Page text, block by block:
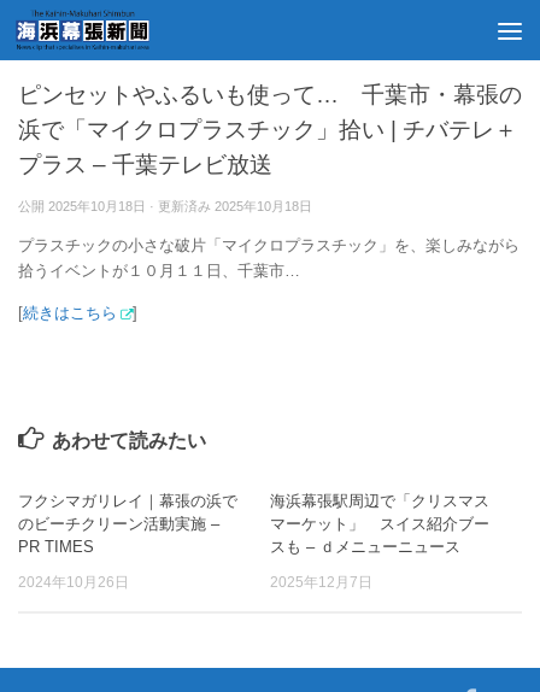
海浜幕張
ピンセットやふるいも使って… 千葉市・幕張の
浜で「マイクロプラスチック」拾い | チバテレ＋
プラス – 千葉テレビ放送
公開 2025年10月18日 · 更新済み 2025年10月18日
プラスチックの小さな破片「マイクロプラスチック」を、楽しみながら
拾うイベントが１０月１１日、千葉市…
[続きはこちら ]
あわせて読みたい
フクシマガリレイ｜幕張の浜で
のビーチクリーン活動実施 –
PR TIMES
2024年10月26日
海浜幕張駅周辺で「クリスマス
マーケット」 スイス紹介ブー
スも – ｄメニューニュース
2025年12月7日